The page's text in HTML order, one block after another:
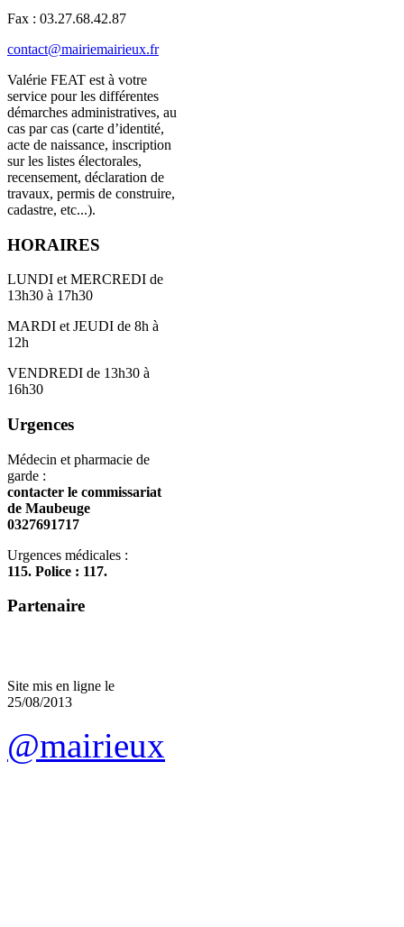
Fax : 03.27.68.42.87
contact@mairiemairieux.fr
Valérie FEAT est à votre
service pour les différentes
démarches administratives, au
cas par cas (carte d’identité,
acte de naissance, inscription
sur les listes électorales,
recensement, déclaration de
travaux, permis de construire,
cadastre, etc...).
HORAIRES
LUNDI et MERCREDI de
13h30 à 17h30
MARDI et JEUDI de 8h à
12h
VENDREDI de 13h30 à
16h30
Urgences
Médecin et pharmacie de
garde :
contacter le commissariat
de Maubeuge
0327691717
Urgences médicales :
115. Police : 117.
Partenaire
Site mis en ligne le
25/08/2013
@mairieux